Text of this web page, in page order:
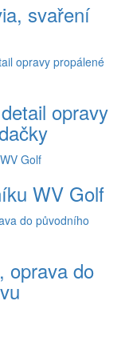
svaření
opravy
WV Golf
oprava do